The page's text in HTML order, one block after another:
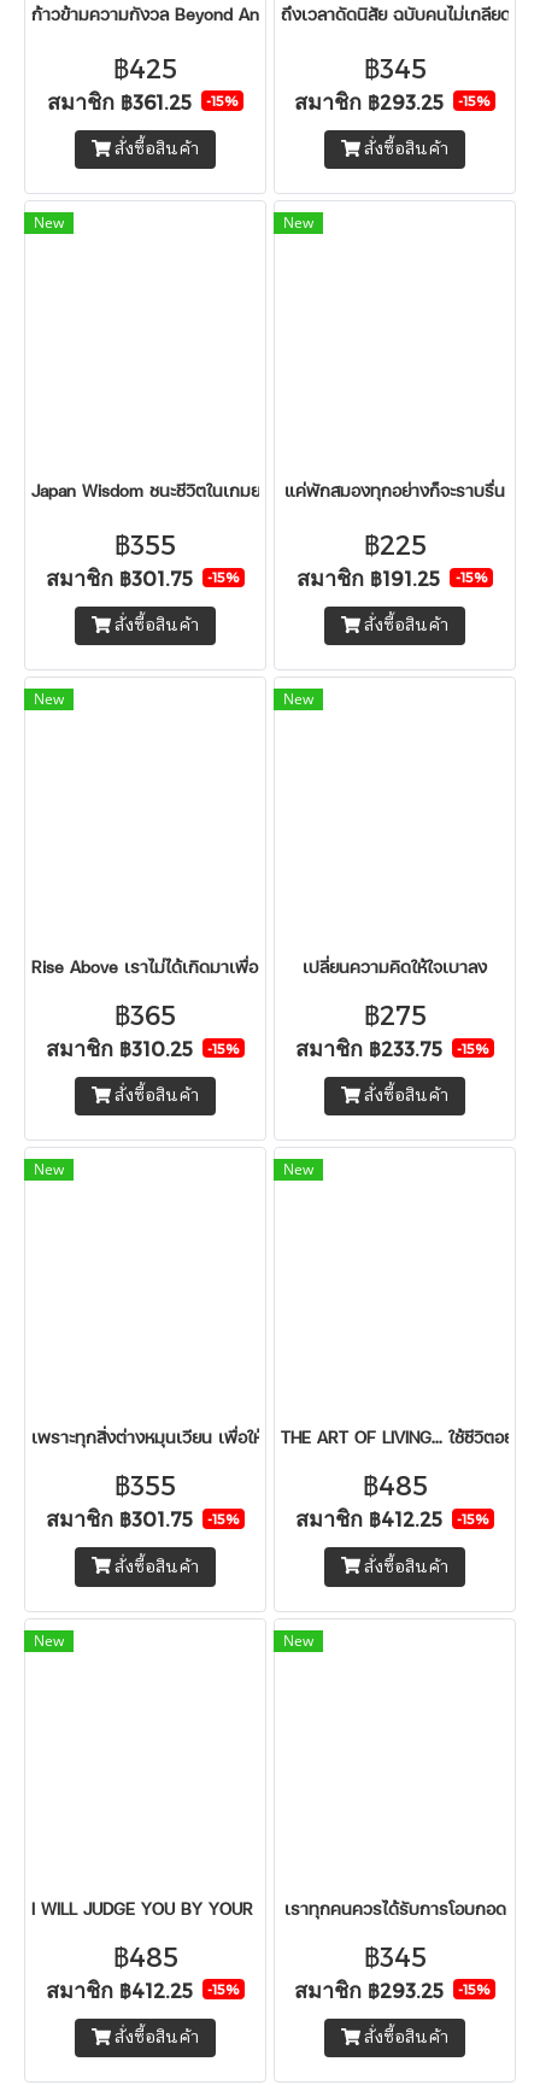
ก้าวข้ามความกังวล Beyond Anxiety
฿425
สมาชิก ฿361.25 -15%
สั่งซื้อสินค้า
ถึงเวลาดัดนิสัย ฉบับคนไม่เกลียดตัว
฿345
สมาชิก ฿293.25 -15%
สั่งซื้อสินค้า
New
Japan Wisdom ชนะชีวิตในเกมยาว
฿355
สมาชิก ฿301.75 -15%
สั่งซื้อสินค้า
New
แค่พักสมองทุกอย่างก็จะราบรื่น
฿225
สมาชิก ฿191.25 -15%
สั่งซื้อสินค้า
New
Rise Above เราไม่ได้เกิดมาเพื่อเล่นบทเหยื่อ
฿365
สมาชิก ฿310.25 -15%
สั่งซื้อสินค้า
New
เปลี่ยนความคิดให้ใจเบาลง
฿275
สมาชิก ฿233.75 -15%
สั่งซื้อสินค้า
New
เพราะทุกสิ่งต่างหมุนเวียน เพื่อให้เราเรียนรู้ที่จะยอมรับ (The Rhythm
฿355
สมาชิก ฿301.75 -15%
สั่งซื้อสินค้า
New
THE ART OF LIVING... ใช้ชีวิตอย่า
฿485
สมาชิก ฿412.25 -15%
สั่งซื้อสินค้า
New
I WILL JUDGE YOU BY YOUR BOOKSHELF ดูแค่ชั้นหนังสือก็รู้จักคุณ
฿485
สมาชิก ฿412.25 -15%
สั่งซื้อสินค้า
New
เราทุกคนควรได้รับการโอบกอด
฿345
สมาชิก ฿293.25 -15%
สั่งซื้อสินค้า